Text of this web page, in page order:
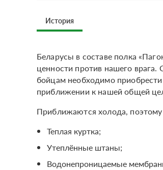
История
Беларусы в составе полка
ценности против нашего
бойцам необходимо
приближении к нашей общей
Приближаются холода,
Теплая куртка;
Утеплённые штаны;
Водонепроницаемые